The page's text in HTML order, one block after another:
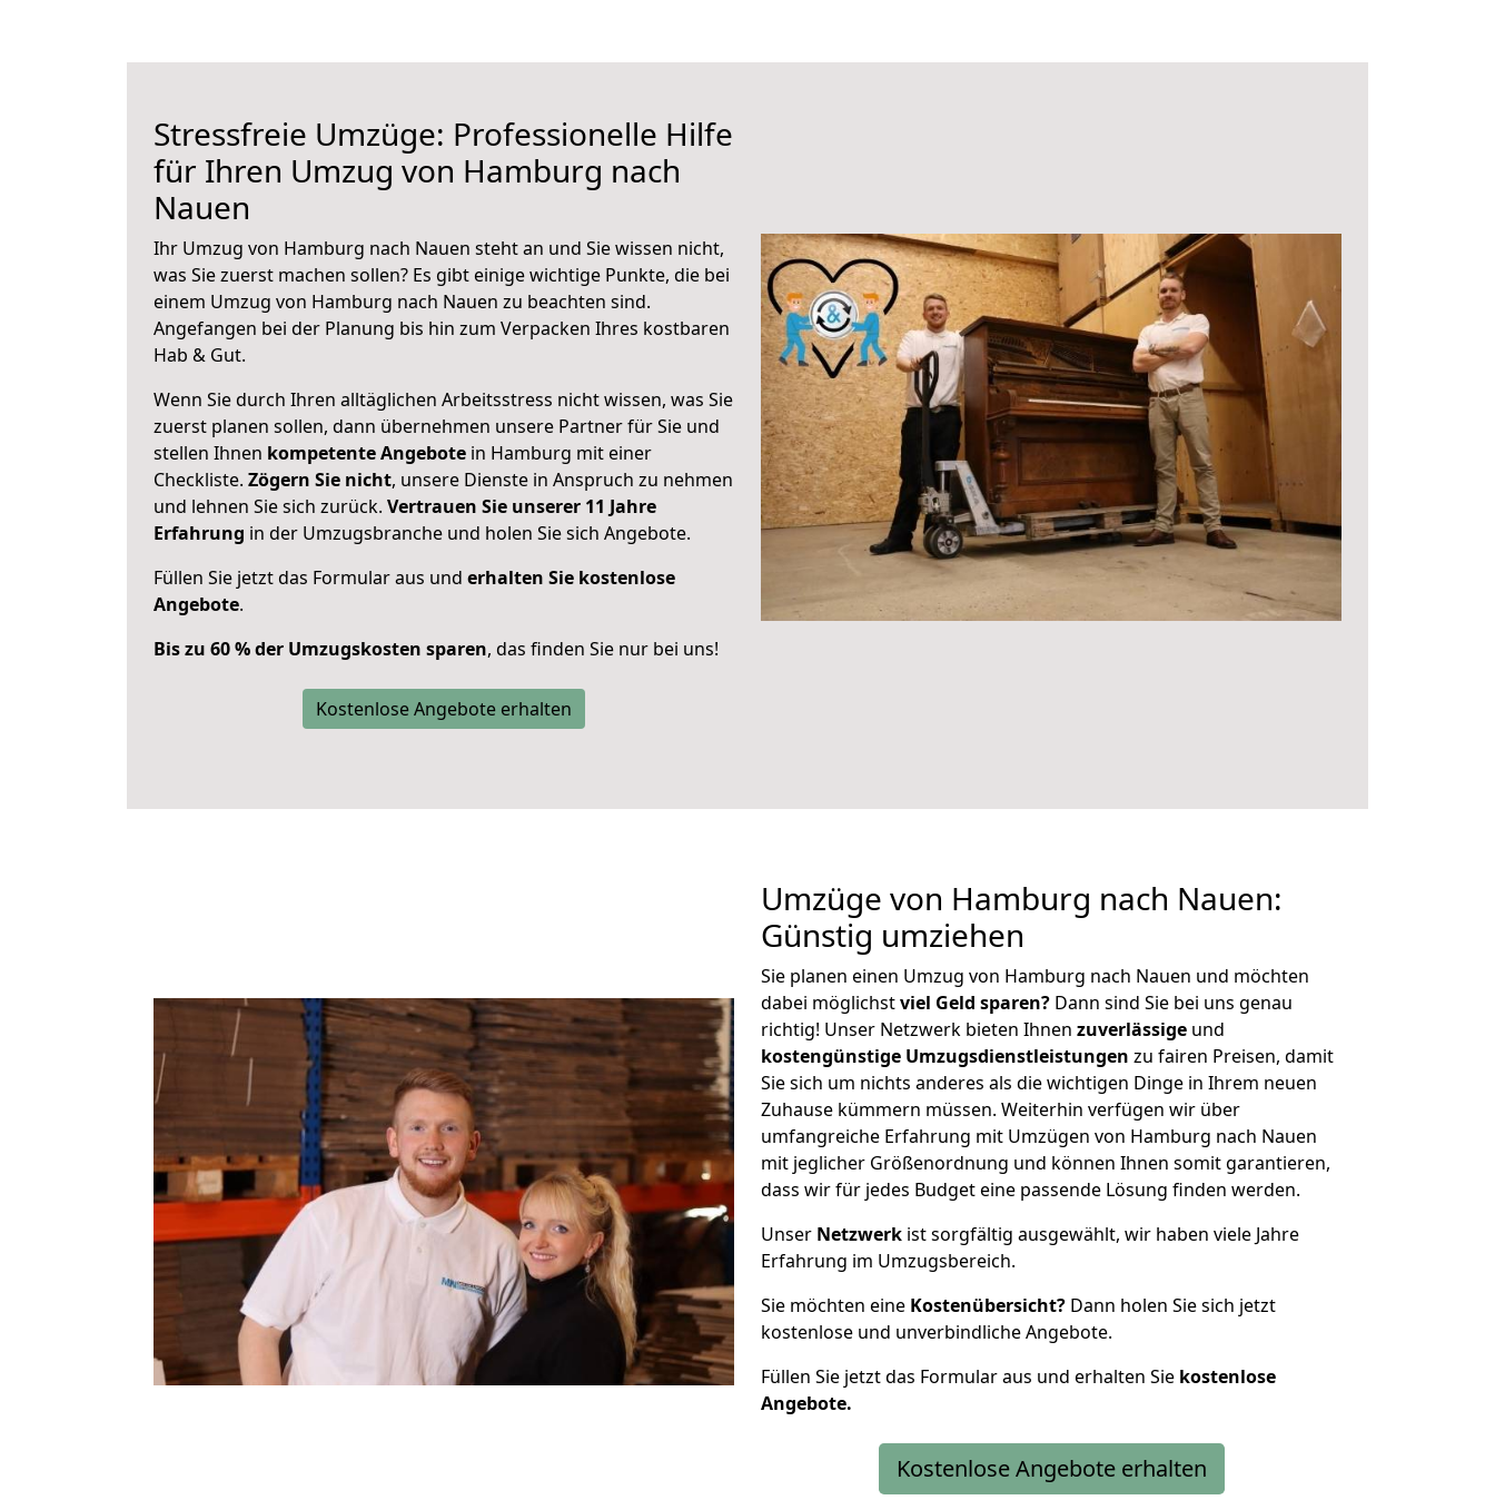
Stressfreie Umzüge: Professionelle Hilfe
für Ihren Umzug von Hamburg nach
Nauen
Ihr Umzug von Hamburg nach Nauen steht an und Sie wissen nicht,
was Sie zuerst machen sollen? Es gibt einige wichtige Punkte, die bei
einem Umzug von Hamburg nach Nauen zu beachten sind.
Angefangen bei der Planung bis hin zum Verpacken Ihres kostbaren
Hab & Gut.
Wenn Sie durch Ihren alltäglichen Arbeitsstress nicht wissen, was Sie
zuerst planen sollen, dann übernehmen unsere Partner für Sie und
stellen Ihnen kompetente Angebote in Hamburg mit einer
Checkliste. Zögern Sie nicht, unsere Dienste in Anspruch zu nehmen
und lehnen Sie sich zurück. Vertrauen Sie unserer 11 Jahre
Erfahrung in der Umzugsbranche und holen Sie sich Angebote.
Füllen Sie jetzt das Formular aus und erhalten Sie kostenlose
Angebote.
Bis zu 60 % der Umzugskosten sparen, das finden Sie nur bei uns!
Kostenlose Angebote erhalten
Umzüge von Hamburg nach Nauen:
Günstig umziehen
Sie planen einen Umzug von Hamburg nach Nauen und möchten
dabei möglichstviel Geld sparen? Dann sind Sie bei uns genau
richtig! Unser Netzwerk bieten Ihnen zuverlässige und
kostengünstige Umzugsdienstleistungen zu fairen Preisen, damit
Sie sich um nichts anderes als die wichtigen Dinge in Ihrem neuen
Zuhause kümmern müssen. Weiterhin verfügen wir über
umfangreiche Erfahrung mit Umzügen von Hamburg nach Nauen
mit jeglicher Größenordnung und können Ihnen somit garantieren,
dass wir für jedes Budget eine passende Lösung finden werden.
Unser Netzwerk ist sorgfältig ausgewählt, wir haben viele Jahre
Erfahrung im Umzugsbereich.
Sie möchten eine Kostenübersicht? Dann holen Sie sich jetzt
kostenlose und unverbindliche Angebote.
Füllen Sie jetzt das Formular aus und erhalten Sie kostenlose
Angebote.
Kostenlose Angebote erhalten